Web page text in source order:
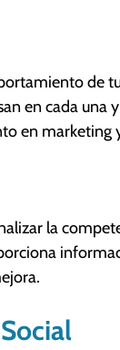
de
en cada una
en marketing
la